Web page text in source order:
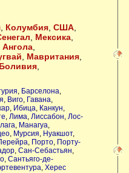
, Колумбия, США,
Мексика,
Ангола,
Мавритания,
Боливия,
, Барселона,
, Виго, Гавана,
, Ибица, Канкун,
, Лима, Лиссабон, Лос-
, Манагуа,
, Мурсия, Нуакшот,
, Порто, Порту-
, Сан-Себастьян,
, Сантьяго-де-
, Херес